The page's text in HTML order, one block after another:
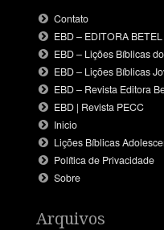
Contato
EBD – EDITORA
EBD – Lições Bíblicas
EBD – Lições Bíblicas
EBD – Revista Editora
EBD | Revista PECC
Inicio
Lições Bíblicas
Política de Privacidade
Sobre
Arquivos